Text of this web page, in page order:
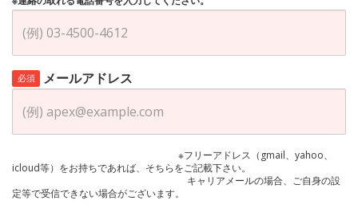
必須 メールアドレス
※フリーアドレス（gmail、yahoo、
icloud等）をお持ちであれば、そちらをご記載下さい。
キャリアメールの場合、ご自身の設
定等で受信できない場合がございます。